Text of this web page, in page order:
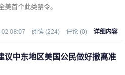
美首个此类禁令。
08:07 阅读 (224) 评论 (0) 详细内容
议中东地区美国公民做好撤离准